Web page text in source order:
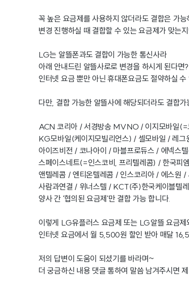
꼭 높은 요금제를 사용하지 않더라도 결합은 가능
변경 진행하실 때 결합할 수 있는 요금제가 맞는
LG는 알뜰폰과도 결합이 가능한 통신사라
아래 안내드린 알뜰사로로 변경을 하시게 된다면?
인터넷 요금 뿐만 아닌 휴대폰요금도 절약하실
다만, 결합 가능한 알뜰사에 해당되더라도 결합
ACN 코리아 / 서경방송 MVNO / 이지모바일
KG모바일(케이지모빌리언스) / 셀모바일 / 레
아이즈비전 / 코나아이 / 마블프로듀스 / 에넥스
스페이스네트(=인스코비, 프리텔레콤) / 한국피
앤텔레콤 / 엔티온텔레콤 / 인스코리아 / 에스원
사람과연결 / 위너스텔 / KCT(주)한국케이블텔
양사 간 '협의된 요금제'만 결합 가능 합니다.
이렇게 LG유플러스 요금제 또는 LG알뜰 요금제
인터넷 요금에서 월 5,500원 할인 받아 매달
저의 답변이 도움이 되셨기를 바라며~
더 궁금하신 내용 댓글 통하여 말씀 남겨주시면